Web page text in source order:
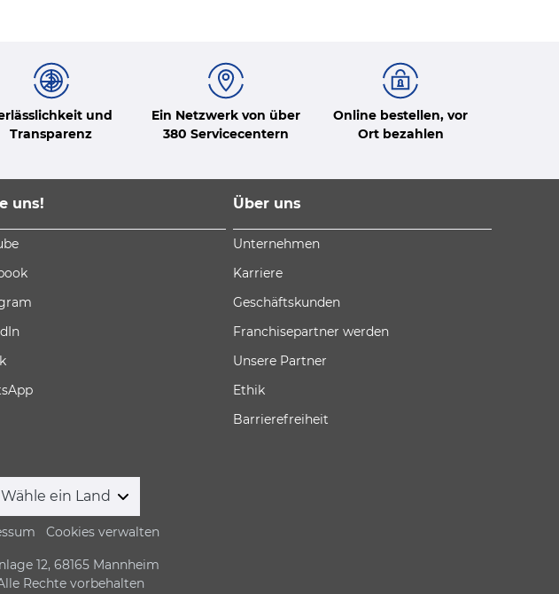
und
Transparenz
Ein Netzwerk von über
380 Servicecentern
Online bestellen, vor
Ort bezahlen
uns! Über uns
Unternehmen
Karriere
Geschäftskunden
Franchisepartner werden
Unsere Partner
Ethik
Barrierefreiheit
Wähle ein Land
Cookies verwalten
12, 68165 Mannheim
Rechte vorbehalten